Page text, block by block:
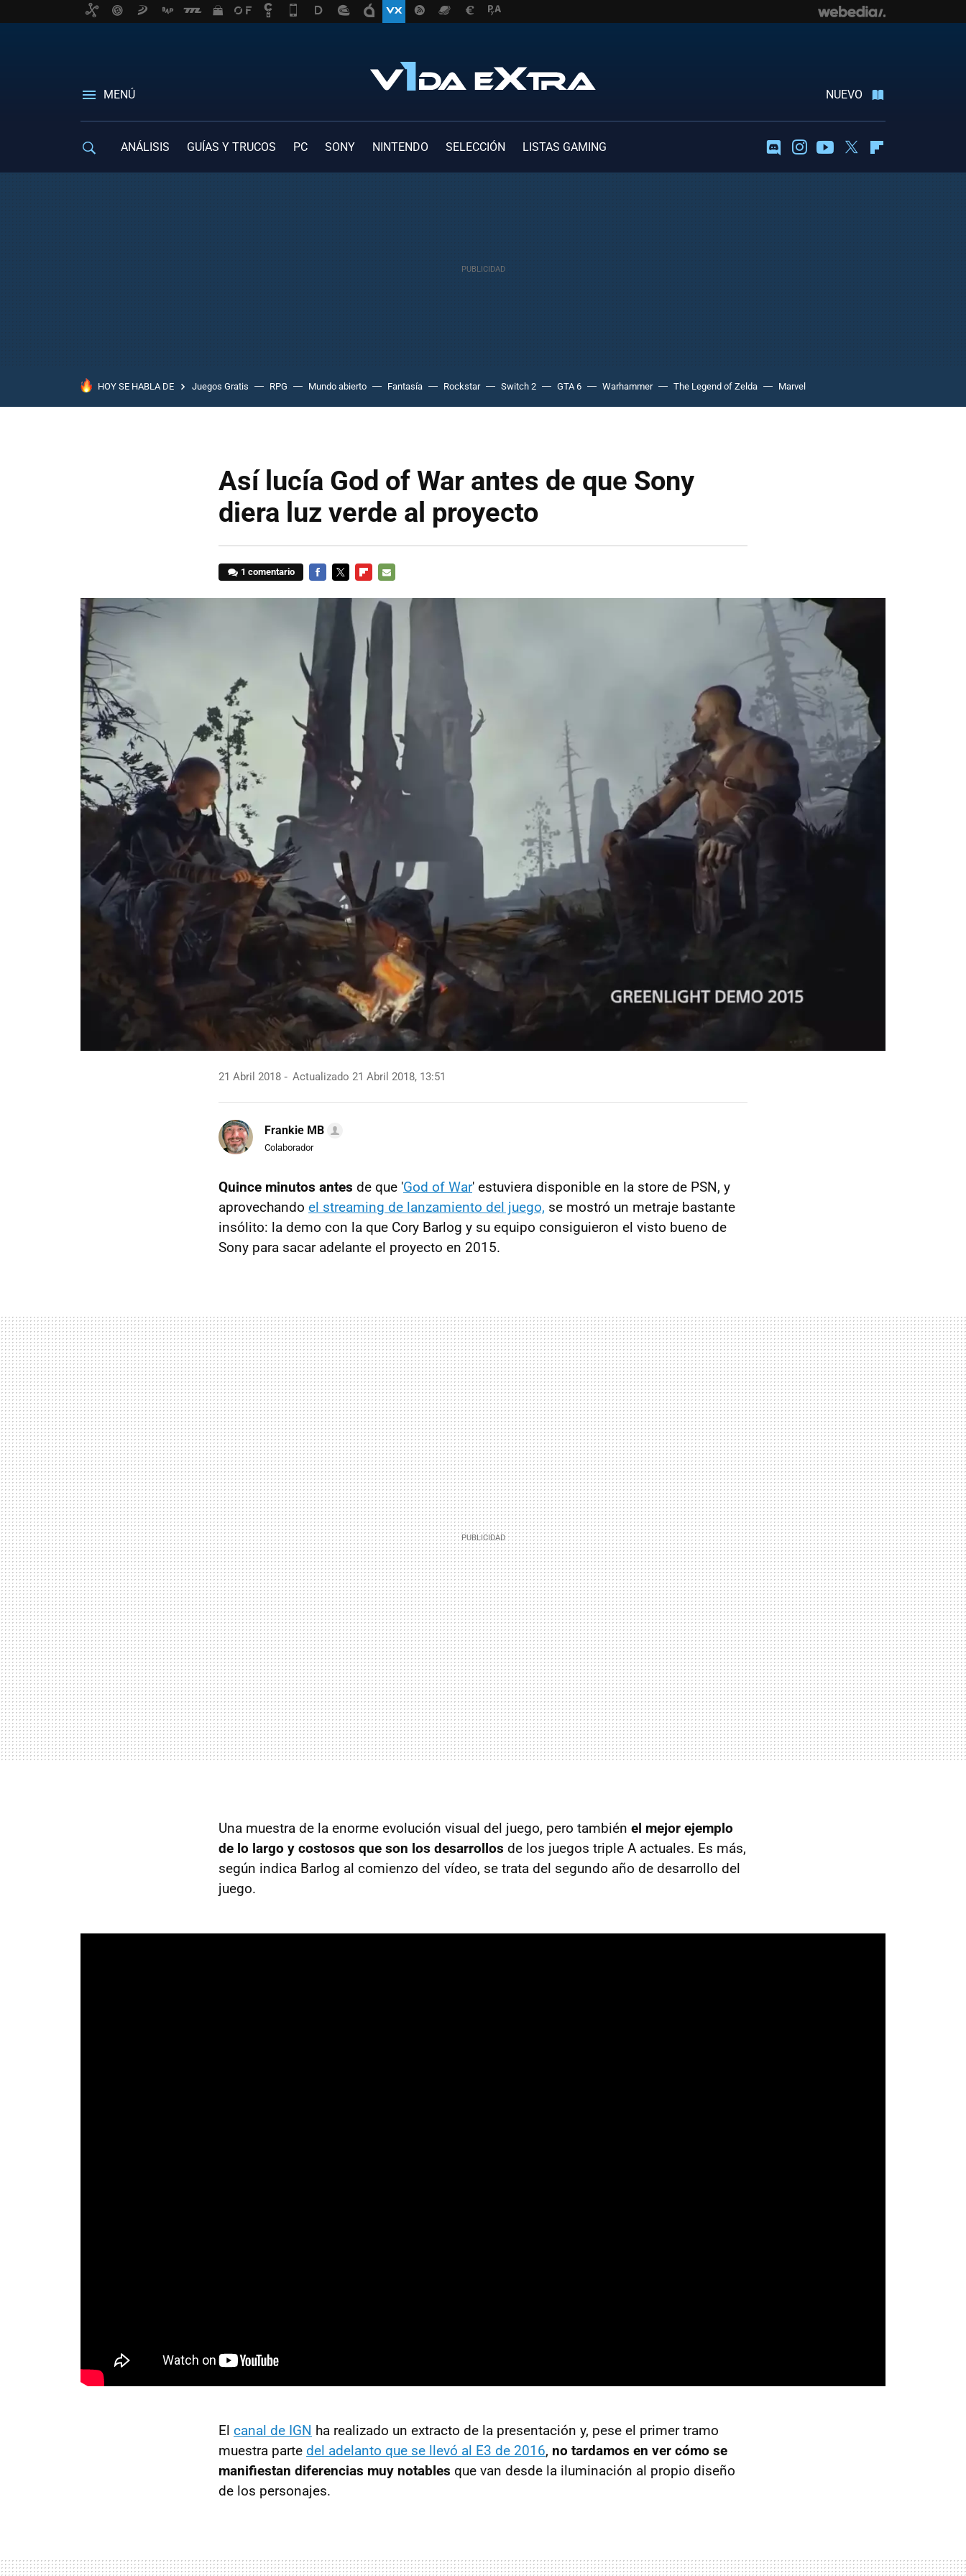
MENÚ NUEVO
ANÁLISIS GUÍAS Y TRUCOS PC SONY NINTENDO SELECCIÓN LISTAS GAMING DiscordInstagramYoutubeTwitter
HOY SE HABLA DE Juegos Gratis RPG Mundo abierto Fantasía Rockstar Switch 2 GTA 6 Warhammer The Legend of Zelda Marvel
Así lucía God of War antes de que Sony
diera luz verde al proyecto
1 comentario
MAIL
21 Abril 2018 Actualizado 21 Abril 2018, 13:51
Frankie MB
Colaborador
Quince minutos antes de que 'God of War' estuviera disponible en la store de PSN, y
aprovechando el streaming de lanzamiento del juego, se mostró un metraje bastante
insólito: la demo con la que Cory Barlog y su equipo consiguieron el visto bueno de
Sony para sacar adelante el proyecto en 2015.
Una muestra de la enorme evolución visual del juego, pero también el mejor ejemplo
de lo largo y costosos que son los desarrollos de los juegos triple A actuales. Es más,
según indica Barlog al comienzo del vídeo, se trata del segundo año de desarrollo del
juego.
El canal de IGN ha realizado un extracto de la presentación y, pese el primer tramo
muestra parte del adelanto que se llevó al E3 de 2016, no tardamos en ver cómo se
manifiestan diferencias muy notables que van desde la iluminación al propio diseño
de los personajes.